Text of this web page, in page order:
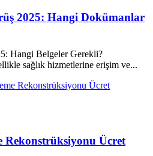
2025: Hangi Dokümanlar
Hangi Belgeler Gerekli?
sağlık hizmetlerine erişim ve...
Rekonstrüksiyonu Ücret